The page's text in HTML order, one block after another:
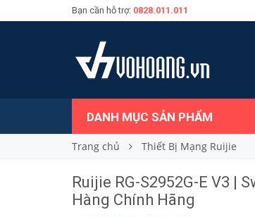
Bạn cần hỗ trợ: 0828.011.011
DANH MỤC SẢN PHẨM
Trang chủ Thiết Bị Mạng Ruijie
Ruijie RG-S2952G-E V3 |
Hàng Chính Hãng